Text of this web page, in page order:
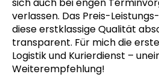
sich auch bei engen
verlassen. Das Preis-
diese erstklassige Qualität
transparent. Für mich die
Logistik und Kurierdienst –
Weiterempfehlung!